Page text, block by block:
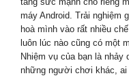
máy Android. Trải nghiệm
hoà mình vào rất nhiều
luôn lúc nào cũng có một
Nhiệm vụ của bạn là
những người chơi khác,